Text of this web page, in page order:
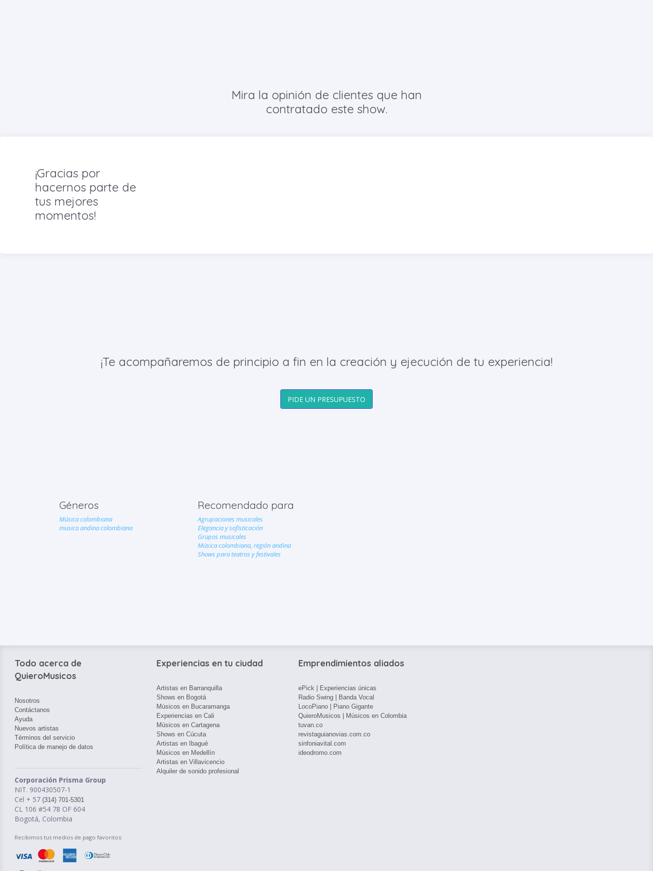
Mira la opinión de clientes que han
contratado este show.
¡Gracias por
hacernos parte de
tus mejores
momentos!
¡Te acompañaremos de principio a fin en la creación y ejecución de tu experiencia!
PIDE UN PRESUPUESTO
Géneros
Música colombiana
musica andina colombiana
Recomendado para
Agrupaciones musicales
Elegancia y sofisticación
Grupos musicales
Música colombiana, región andina
Shows para teatros y festivales
Todo acerca de
QuieroMusicos
Nosotros
Contáctanos
Ayuda
Nuevos artistas
Términos del servicio
Política de manejo de datos
Corporación Prisma Group
NIT. 900430507-1
Cel + 57 (314) 701-5301
CL 106 #54 78 OF 604
Bogotá, Colombia
Recibimos tus medios de pago favoritos:
Experiencias en tu ciudad
Artistas en Barranquilla
Shows en Bogotá
Músicos en Bucaramanga
Experiencias en Cali
Músicos en Cartagena
Shows en Cúcuta
Artistas en Ibagué
Músicos en Medellín
Artistas en Villavicencio
Alquiler de sonido profesional
Emprendimientos aliados
ePick | Experiencias únicas
Radio Swing | Banda Vocal
LocoPiano | Piano Gigante
QuieroMusicos | Músicos en Colombia
tuvan.co
revistaguianovias.com.co
sinfoniavital.com
ideodromo.com